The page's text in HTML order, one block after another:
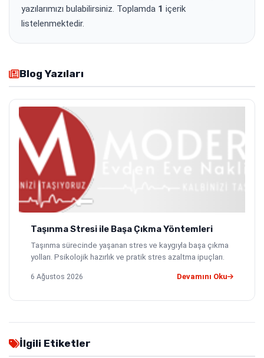
yazılarımızı bulabilirsiniz. Toplamda 1 içerik
listelenmektedir.
Blog Yazıları
Taşınma Stresi ile Başa Çıkma Yöntemleri
Taşınma sürecinde yaşanan stres ve kaygıyla başa çıkma
yolları. Psikolojik hazırlık ve pratik stres azaltma ipuçları.
6 Ağustos 2026 Devamını Oku
İlgili Etiketler